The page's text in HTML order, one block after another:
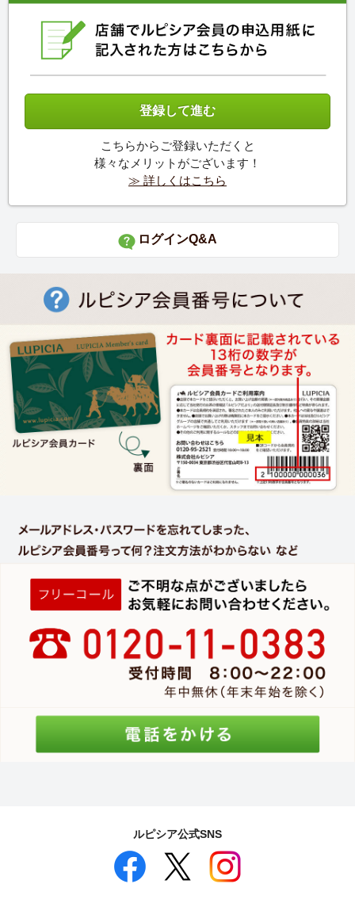
こちらからご登録いただくと
様々なメリットがございます！
≫ 詳しくはこちら
ルピシア公式SNS